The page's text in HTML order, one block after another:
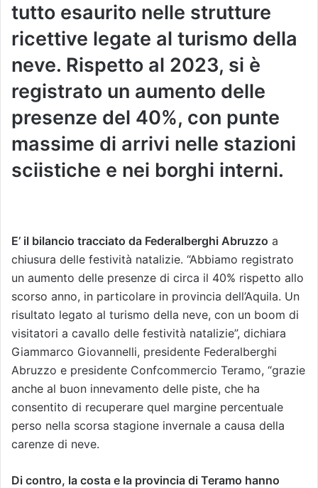
tutto esaurito nelle strutture
ricettive legate al turismo della
neve. Rispetto al 2023, si è
registrato un aumento delle
presenze del 40%, con punte
massime di arrivi nelle stazioni
sciistiche e nei borghi interni.
E’ il bilancio tracciato da Federalberghi Abruzzo a
chiusura delle festività natalizie. “Abbiamo registrato
un aumento delle presenze di circa il 40% rispetto allo
scorso anno, in particolare in provincia dell’Aquila. Un
risultato legato al turismo della neve, con un boom di
visitatori a cavallo delle festività natalizie”, dichiara
Giammarco Giovannelli, presidente Federalberghi
Abruzzo e presidente Confcommercio Teramo, “grazie
anche al buon innevamento delle piste, che ha
consentito di recuperare quel margine percentuale
perso nella scorsa stagione invernale a causa della
carenze di neve.
Di contro, la costa e la provincia di Teramo hanno